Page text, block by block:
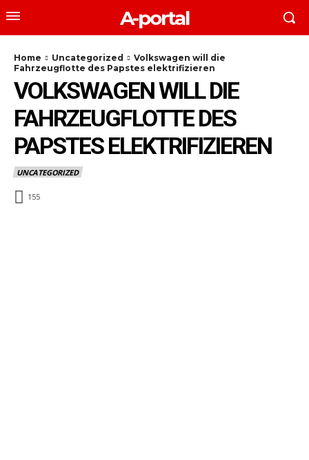
A-portal
Home Uncategorized
Volkswagen will die
Fahrzeugflotte des Papstes elektrifizieren
VOLKSWAGEN WILL DIE
FAHRZEUGFLOTTE DES
PAPSTES ELEKTRIFIZIEREN
UNCATEGORIZED
155